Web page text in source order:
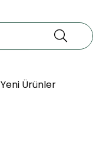
Yeni Ürünler